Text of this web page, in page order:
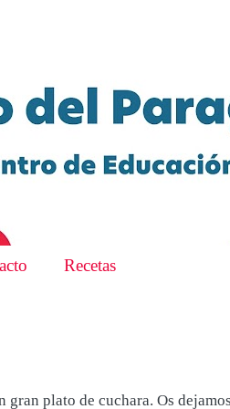
Recetas
gran plato de cuchara. Os